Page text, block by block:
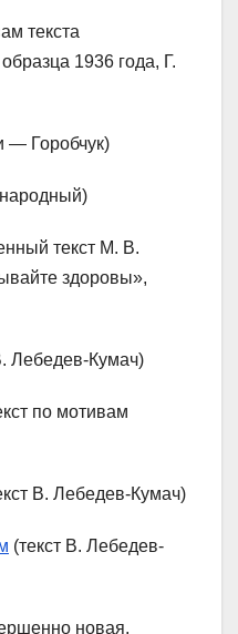
текста
1936 года, Г.
— Горобчук)
текст М. В.
здоровы»,
Лебедев-Кумач)
по мотивам
В. Лебедев-Кумач)
(текст В. Лебедев-
новая,